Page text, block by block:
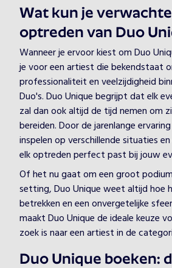
Wat kun je
optreden van Duo
Wanneer je ervoor kiest om Duo
je voor een artiest die bekendstaat
professionaliteit en veelzijdigheid
Duo's. Duo Unique begrijpt dat elk
zal dan ook altijd de tijd nemen om
bereiden. Door de jarenlange
inspelen op verschillende situaties
elk optreden perfect past bij jouw
Of het nu gaat om een groot
setting, Duo Unique weet altijd hoe
betrekken en een onvergetelijke
maakt Duo Unique de ideale keuze
zoek is naar een artiest in de
Duo Unique boeken: